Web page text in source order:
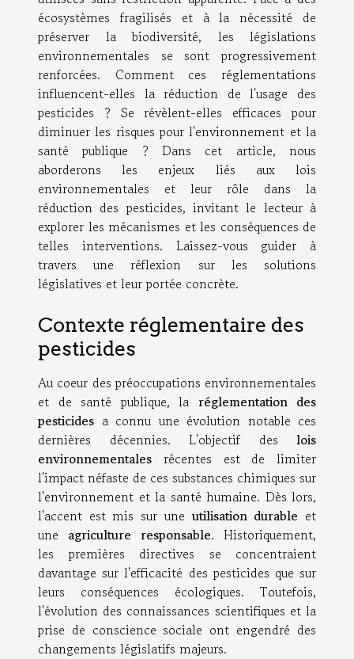
écosystèmes fragilisés et à la nécessité de
préserver la biodiversité, les législations
environnementales se sont progressivement
renforcées. Comment ces réglementations
influencent-elles la réduction de l'usage des
pesticides ? Se révèlent-elles efficaces pour
diminuer les risques pour l'environnement et la
santé publique ? Dans cet article, nous
aborderons les enjeux liés aux lois
environnementales et leur rôle dans la
réduction des pesticides, invitant le lecteur à
explorer les mécanismes et les conséquences de
telles interventions. Laissez-vous guider à
travers une réflexion sur les solutions
législatives et leur portée concrète.
Contexte réglementaire des
pesticides
Au coeur des préoccupations environnementales
et de santé publique, la réglementation des
pesticides a connu une évolution notable ces
dernières décennies. L'objectif des lois
environnementales récentes est de limiter
l'impact néfaste de ces substances chimiques sur
l'environnement et la santé humaine. Dès lors,
l'accent est mis sur une utilisation durable et
une agriculture responsable. Historiquement,
les premières directives se concentraient
davantage sur l'efficacité des pesticides que sur
leurs conséquences écologiques. Toutefois,
l'évolution des connaissances scientifiques et la
prise de conscience sociale ont engendré des
changements législatifs majeurs.